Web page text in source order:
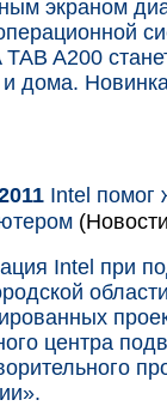
экраном
TAB A200
и дома.
Intel помог
Intel при
центра